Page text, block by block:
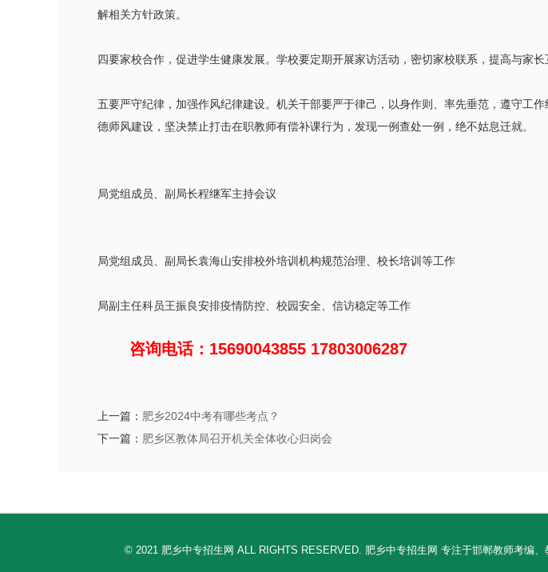
解相关方针政策。
四要家校合作，促进学生健康发展。学校要定期开展家访活动，密切家校联系，提高与家
五要严守纪律，加强作风纪律建设。机关干部要严于律己，以身作则、率先垂范，遵守工
德师风建设，坚决禁止打击在职教师有偿补课行为，发现一例查处一例，绝不姑息迁就。
局党组成员、副局长程继军主持会议
局党组成员、副局长袁海山安排校外培训机构规范治理、校长培训等工作
局副主任科员王振良安排疫情防控、校园安全、信访稳定等工作
咨询电话：15690043855 17803006287
上一篇： 肥乡2024中考有哪些考点？
下一篇： 肥乡区教体局召开机关全体收心归岗会
© 2021 肥乡中专招生网 ALL RIGHTS RESERVED. 肥乡中专招生网 专注于邯郸教师考编